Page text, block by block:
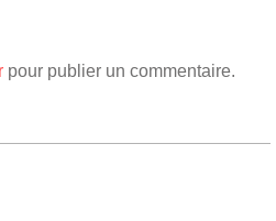
pour publier un commentaire.